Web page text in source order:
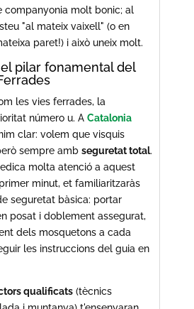
companyonia molt bonic; al
"al mateix vaixell" (o en
paret!) i això uneix molt.
pilar fonamental del
les vies ferrades, la
número u. ACatalonia
clar: volem que visquis
sempre ambseguretat total.
molta atenció a aquest
minut, et familiaritzaràs
seguretat bàsica: portar
posat i doblement assegurat,
dels mosquetons a cada
les instruccions del guia en
qualificats (tècnics